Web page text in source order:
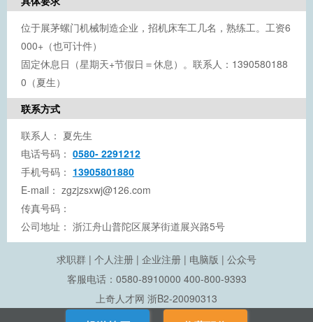
位于展茅螺门机械制造企业，招机床车工几名，熟练工。工资6
000+（也可计件）
固定休息日（星期天+节假日＝休息）。联系人：1390580188
0（夏生）
联系方式
联系人： 夏先生
电话号码： 0580- 2291212
手机号码： 13905801880
E-mail： zgzjzsxwj@126.com
传真号码：
公司地址： 浙江舟山普陀区展茅街道展兴路5号
求职群 | 个人注册 | 企业注册 | 电脑版 | 公众号
客服电话：0580-8910000 400-800-9393
上奇人才网 浙B2-20090313